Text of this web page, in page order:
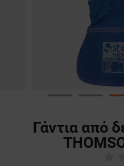
Γάντια από